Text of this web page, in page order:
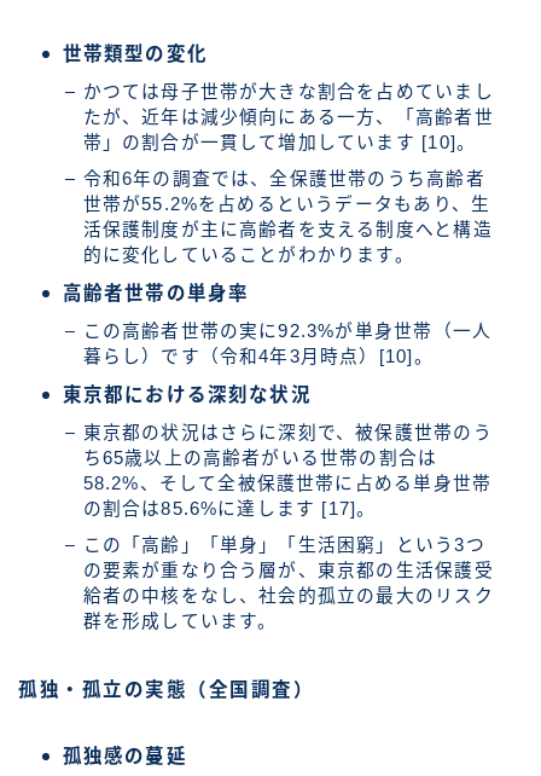
世帯類型の変化
かつては母子世帯が大きな割合を占めていまし
たが、近年は減少傾向にある一方、「高齢者世
帯」の割合が一貫して増加しています [10]。
令和6年の調査では、全保護世帯のうち高齢者
世帯が55.2%を占めるというデータもあり、生
活保護制度が主に高齢者を支える制度へと構造
的に変化していることがわかります。
高齢者世帯の単身率
この高齢者世帯の実に92.3%が単身世帯（一人
暮らし）です（令和4年3月時点）[10]。
東京都における深刻な状況
東京都の状況はさらに深刻で、被保護世帯のう
ち65歳以上の高齢者がいる世帯の割合は
58.2%、そして全被保護世帯に占める単身世帯
の割合は85.6%に達します [17]。
この「高齢」「単身」「生活困窮」という3つ
の要素が重なり合う層が、東京都の生活保護受
給者の中核をなし、社会的孤立の最大のリスク
群を形成しています。
孤独・孤立の実態（全国調査）
孤独感の蔓延